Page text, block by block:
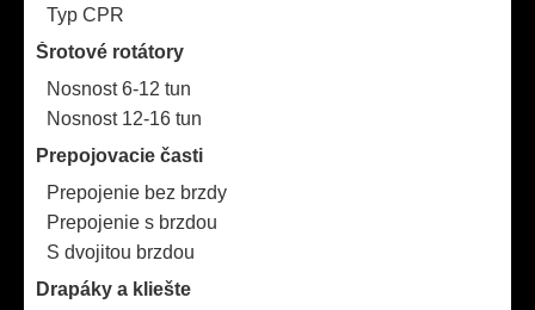
Typ CPR
Šrotové rotátory
Nosnost 6-12 tun
Nosnost 12-16 tun
Prepojovacie časti
Prepojenie bez brzdy
Prepojenie s brzdou
S dvojitou brzdou
Drapáky a kliešte